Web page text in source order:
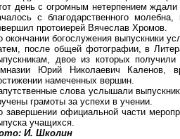
день с огромным нетерпением ждали
с благодарственного
протоиерей Вячеслав Хромов.
окончании богослужения выпускники
после общей фотографии, в
двое из которых
Юрий Николаевич Каленов,
намеченных вершин.
слова услышали
грамоты за успехи в учении.
завершении официальной части
учащихся.
И. Школин